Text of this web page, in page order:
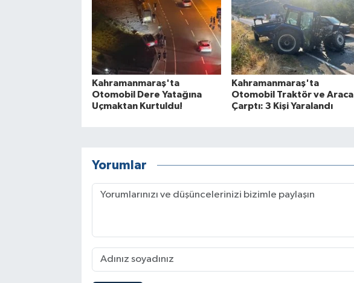
Kahramanmaraş'ta
Otomobil Dere Yatağına
Uçmaktan Kurtuldu!
Kahramanmaraş'ta
Otomobil Traktör ve Araca
Çarptı: 3 Kişi Yaralandı
Yorumlar